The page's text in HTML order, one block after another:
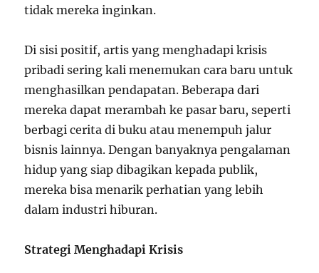
tidak mereka inginkan.
Di sisi positif, artis yang menghadapi krisis
pribadi sering kali menemukan cara baru untuk
menghasilkan pendapatan. Beberapa dari
mereka dapat merambah ke pasar baru, seperti
berbagi cerita di buku atau menempuh jalur
bisnis lainnya. Dengan banyaknya pengalaman
hidup yang siap dibagikan kepada publik,
mereka bisa menarik perhatian yang lebih
dalam industri hiburan.
Strategi Menghadapi Krisis